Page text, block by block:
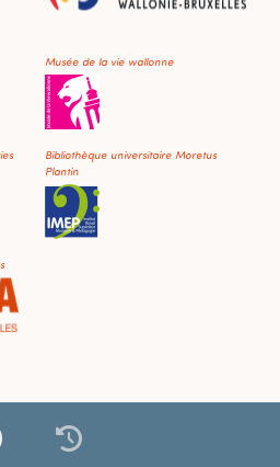
Musée de la vie wallonne
Bibliothèque universitaire Moretus
Plantin